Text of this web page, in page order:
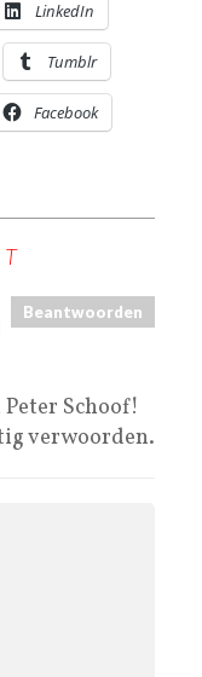
LinkedIn
Tumblr
Facebook
Beantwoorden
Schoof!
verwoorden.